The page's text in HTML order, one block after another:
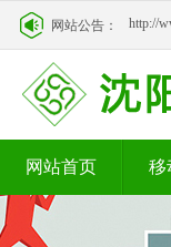
网站公告： http://
网站首页 移